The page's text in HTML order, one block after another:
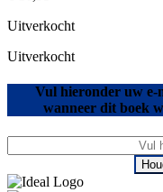
Uitverkocht
Uitverkocht
Vul hieronder uw e-
wanneer dit boek